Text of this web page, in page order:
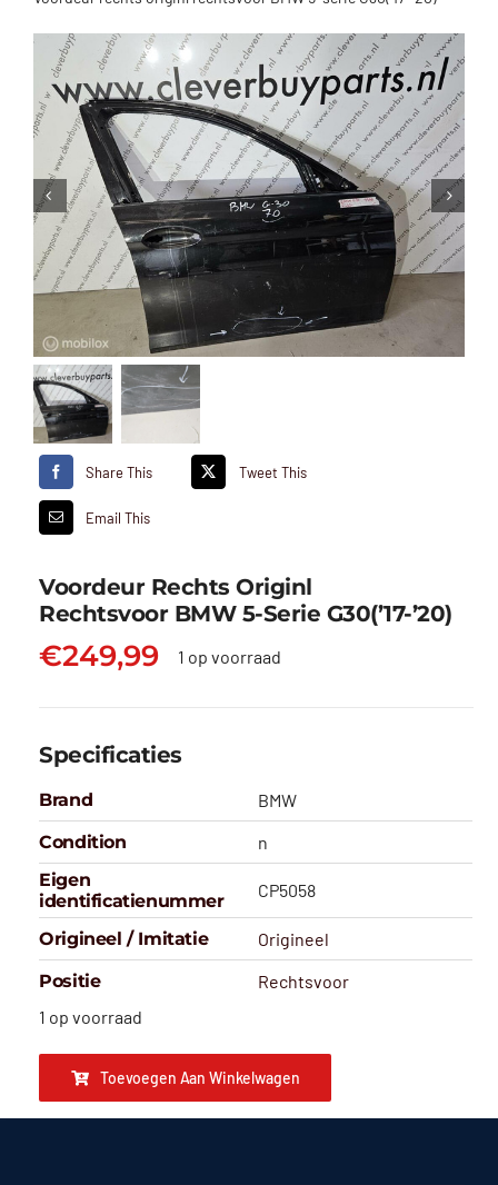
Share This Tweet This
Email This
Voordeur Rechts Originl
Rechtsvoor BMW 5-Serie G30(’17-’20)
€249,99 1 op voorraad
Specificaties
Brand
BMW
Condition
n
Eigen
identificatienummer
CP5058
Origineel / Imitatie
Origineel
Positie
Rechtsvoor
1 op voorraad
Toevoegen Aan Winkelwagen